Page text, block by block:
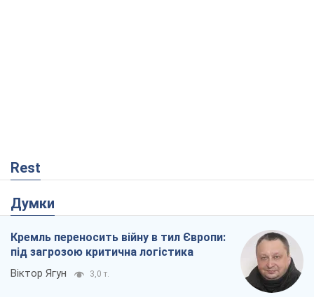
Rest
Думки
Кремль переносить війну в тил Європи:
під загрозою критична логістика
Віктор Ягун 3,0 т.